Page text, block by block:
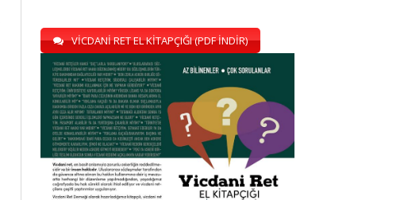
VİCDANİ RET EL KİTAPÇIĞI (PDF İNDİR)